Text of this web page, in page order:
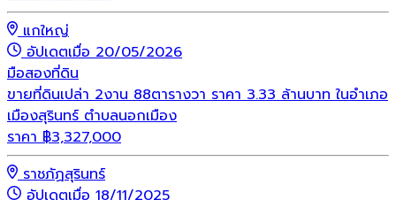
แกใหญ่
อัปเดตเมื่อ 20/05/2026
มือสองที่ดิน
ขายที่ดินเปล่า 2งาน 88ตารางวา ราคา 3.33 ล้านบาท ในอำเภอ
เมืองสุรินทร์ ตำบลนอกเมือง
ราคา ฿3,327,000
ราชภัฏสุรินทร์